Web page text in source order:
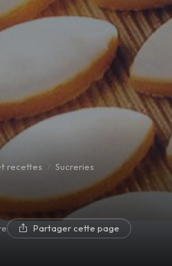
recettes Sucreries
Partager cette page